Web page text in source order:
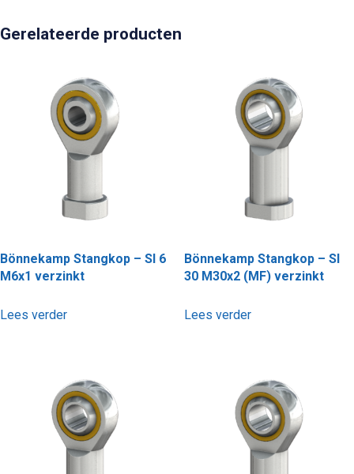
Gerelateerde producten
Bönnekamp Stangkop – SI 6
M6x1 verzinkt
Lees verder
Bönnekamp Stangkop – SI
30 M30x2 (MF) verzinkt
Lees verder